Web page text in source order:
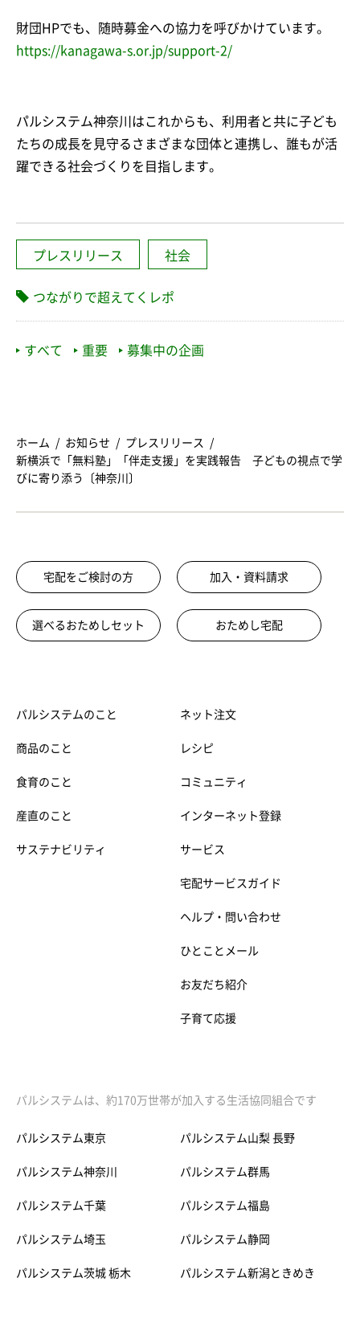
財団HPでも、随時募金への協力を呼びかけています。
https://kanagawa-s.or.jp/support-2/
パルシステム神奈川はこれからも、利用者と共に子ども
たちの成長を見守るさまざまな団体と連携し、誰もが活
躍できる社会づくりを目指します。
プレスリリース 社会
つながりで超えてくレポ
すべて 重要 募集中の企画
ホーム お知らせ
プレスリリース
新横浜で「無料塾」「伴走支援」を実践報告 子どもの視点で学
びに寄り添う〔神奈川〕
宅配をご検討の方 加入・資料請求
選べるおためしセット おためし宅配
パルシステムのこと
商品のこと
食育のこと
産直のこと
サステナビリティ
ネット注文
レシピ
コミュニティ
インターネット登録
サービス
宅配サービスガイド
ヘルプ・問い合わせ
ひとことメール
お友だち紹介
子育て応援
パルシステムは、約170万世帯が加入する生活協同組合です
パルシステム東京
パルシステム神奈川
パルシステム千葉
パルシステム埼玉
パルシステム茨城 栃木
パルシステム山梨 長野
パルシステム群馬
パルシステム福島
パルシステム静岡
パルシステム新潟ときめき